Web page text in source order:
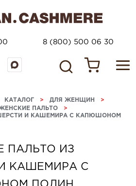
8 (800) 500 06 30
КАТАЛОГ > ДЛЯ ЖЕНЩИН >
ПАЛЬТО >
И КАШЕМИРА С КАПЮШОНОМ
ПАЛЬТО ИЗ
КАШЕМИРА С